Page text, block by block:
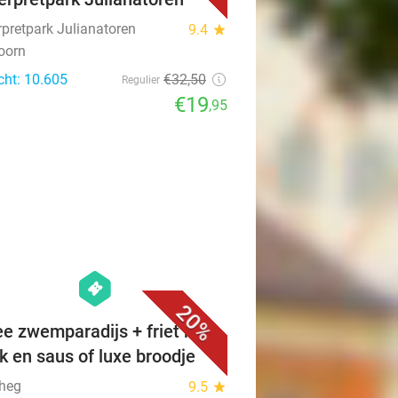
Julianatoren 9.4 star
10.605
Regulier €32,50
€19,95
20%
hexagon
events
zwemparadijs + friet met
en saus of luxe broodje
9.5 star